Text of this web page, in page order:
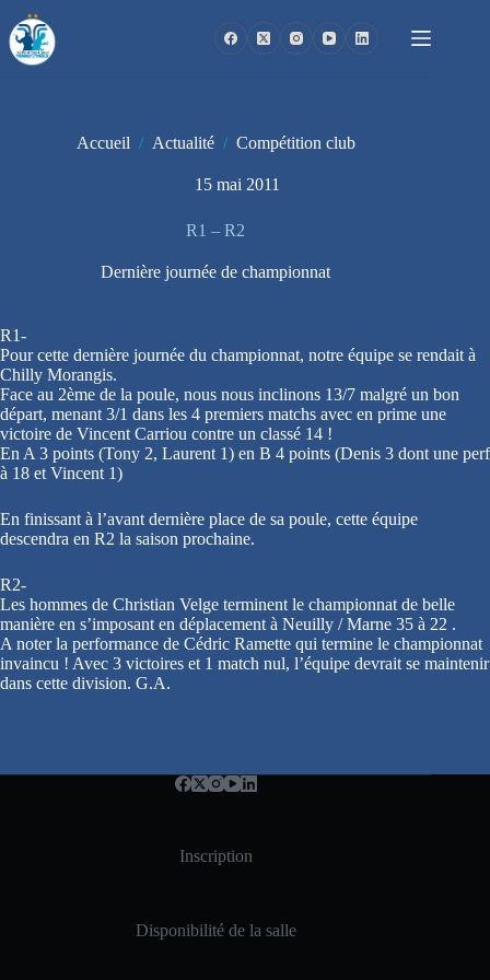
au
contenu
Accueil / Actualité / Compétition club
15 mai 2011
R1 – R2
Dernière journée de championnat
R1-
Pour cette dernière journée du championnat, notre équipe se rendait à
Chilly Morangis.
Face au 2ème de la poule, nous nous inclinons 13/7 malgré un bon
départ, menant 3/1 dans les 4 premiers matchs avec en prime une
victoire de Vincent Carriou contre un classé 14 !
En A 3 points (Tony 2, Laurent 1) en B 4 points (Denis 3 dont une perf
à 18 et Vincent 1)
En finissant à l’avant dernière place de sa poule, cette équipe
descendra en R2 la saison prochaine.
R2-
Les hommes de Christian Velge terminent le championnat de belle
manière en s’imposant en déplacement à Neuilly / Marne 35 à 22 .
A noter la performance de Cédric Ramette qui termine le championnat
invaincu ! Avec 3 victoires et 1 match nul, l’équipe devrait se maintenir
dans cette division. G.A.
Inscription
Disponibilité de la salle